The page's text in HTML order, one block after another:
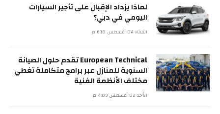
لماذا يزداد الإقبال على تأجير السيارات
اليومي في دبي؟
الثلاثاء 04 أغسطس 6:18 م
European Technical تقدم حلول الصيانة
السنوية للمنازل عبر برامج متكاملة تغطي
مختلف الأنظمة الفنية
الأحد 02 أغسطس 4:09 م